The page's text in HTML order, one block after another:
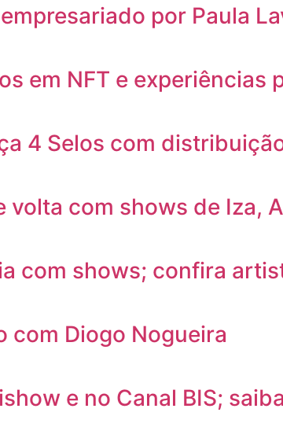
por Paula
em NFT e experiências
4 Selos com
volta com shows de Iza,
com shows; confira
com Diogo Nogueira
e no Canal BIS;